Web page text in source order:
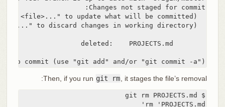
        deleted:    PROJECTS.md
to commit (use "git add" and/or "git commit -a")
Then, if you run git rm, it stages the file’s removal:
$ git rm PROJECTS.md